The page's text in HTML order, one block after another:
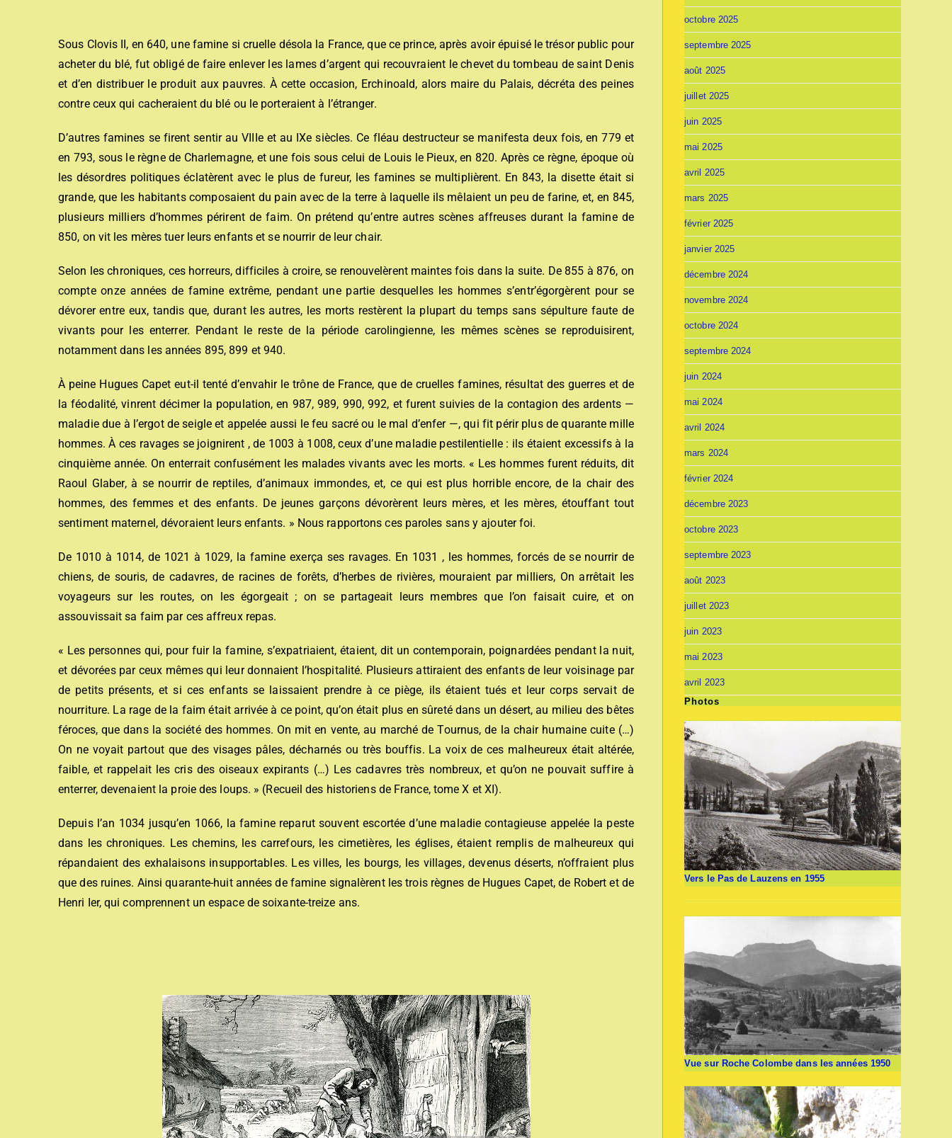
Sous Clovis II, en 640, une famine si cruelle désola la France, que ce prince, après avoir épuisé le trésor public pour
acheter du blé, fut obligé de faire enlever les lames d’argent qui recouvraient le chevet du tombeau de saint Denis
et d’en distribuer le produit aux pauvres. À cette occasion, Erchinoald, alors maire du Palais, décréta des peines
contre ceux qui cacheraient du blé ou le porteraient à l’étranger.
D’autres famines se firent sentir au VIIIe et au IXe siècles. Ce fléau destructeur se manifesta deux fois, en 779 et
en 793, sous le règne de Charlemagne, et une fois sous celui de Louis le Pieux, en 820. Après ce règne, époque où
les désordres politiques éclatèrent avec le plus de fureur, les famines se multiplièrent. En 843, la disette était si
grande, que les habitants composaient du pain avec de la terre à laquelle ils mêlaient un peu de farine, et, en 845,
plusieurs milliers d’hommes périrent de faim. On prétend qu’entre autres scènes affreuses durant la famine de
850, on vit les mères tuer leurs enfants et se nourrir de leur chair.
Selon les chroniques, ces horreurs, difficiles à croire, se renouvelèrent maintes fois dans la suite. De 855 à 876, on
compte onze années de famine extrême, pendant une partie desquelles les hommes s’entr’égorgèrent pour se
dévorer entre eux, tandis que, durant les autres, les morts restèrent la plupart du temps sans sépulture faute de
vivants pour les enterrer. Pendant le reste de la période carolingienne, les mêmes scènes se reproduisirent,
notamment dans les années 895, 899 et 940.
À peine Hugues Capet eut-il tenté d’envahir le trône de France, que de cruelles famines, résultat des guerres et de
la féodalité, vinrent décimer la population, en 987, 989, 990, 992, et furent suivies de la contagion des ardents —
maladie due à l’ergot de seigle et appelée aussi le feu sacré ou le mal d’enfer —, qui fit périr plus de quarante mille
hommes. À ces ravages se joignirent , de 1003 à 1008, ceux d’une maladie pestilentielle : ils étaient excessifs à la
cinquième année. On enterrait confusément les malades vivants avec les morts. « Les hommes furent réduits, dit
Raoul Glaber, à se nourrir de reptiles, d’animaux immondes, et, ce qui est plus horrible encore, de la chair des
hommes, des femmes et des enfants. De jeunes garçons dévorèrent leurs mères, et les mères, étouffant tout
sentiment maternel, dévoraient leurs enfants. » Nous rapportons ces paroles sans y ajouter foi.
De 1010 à 1014, de 1021 à 1029, la famine exerça ses ravages. En 1031 , les hommes, forcés de se nourrir de
chiens, de souris, de cadavres, de racines de forêts, d’herbes de rivières, mouraient par milliers, On arrêtait les
voyageurs sur les routes, on les égorgeait ; on se partageait leurs membres que l’on faisait cuire, et on
assouvissait sa faim par ces affreux repas.
« Les personnes qui, pour fuir la famine, s’expatriaient, étaient, dit un contemporain, poignardées pendant la nuit,
et dévorées par ceux mêmes qui leur donnaient l’hospitalité. Plusieurs attiraient des enfants de leur voisinage par
de petits présents, et si ces enfants se laissaient prendre à ce piège, ils étaient tués et leur corps servait de
nourriture. La rage de la faim était arrivée à ce point, qu’on était plus en sûreté dans un désert, au milieu des bêtes
féroces, que dans la société des hommes. On mit en vente, au marché de Tournus, de la chair humaine cuite (…)
On ne voyait partout que des visages pâles, décharnés ou très bouffis. La voix de ces malheureux était altérée,
faible, et rappelait les cris des oiseaux expirants (…) Les cadavres très nombreux, et qu’on ne pouvait suffire à
enterrer, devenaient la proie des loups. » (Recueil des historiens de France, tome X et XI).
Depuis l’an 1034 jusqu’en 1066, la famine reparut souvent escortée d’une maladie contagieuse appelée la peste
dans les chroniques. Les chemins, les carrefours, les cimetières, les églises, étaient remplis de malheureux qui
répandaient des exhalaisons insupportables. Les villes, les bourgs, les villages, devenus déserts, n’offraient plus
que des ruines. Ainsi quarante-huit années de famine signalèrent les trois règnes de Hugues Capet, de Robert et de
Henri Ier, qui comprennent un espace de soixante-treize ans.
octobre 2025
septembre 2025
août 2025
juillet 2025
juin 2025
mai 2025
avril 2025
mars 2025
février 2025
janvier 2025
décembre 2024
novembre 2024
octobre 2024
septembre 2024
juin 2024
mai 2024
avril 2024
mars 2024
février 2024
décembre 2023
octobre 2023
septembre 2023
août 2023
juillet 2023
juin 2023
mai 2023
avril 2023
Photos
Vers le Pas de Lauzens en 1955
Vue sur Roche Colombe dans les années 1950